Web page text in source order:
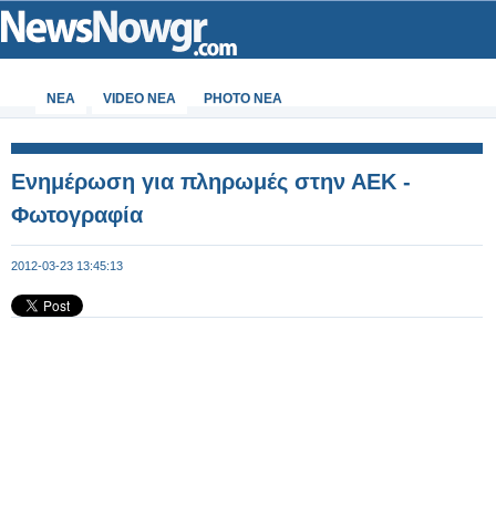
ΝΕΑ VIDEO NEA PHOTO NEA
Ενημέρωση για πληρωμές στην ΑΕΚ -
Φωτογραφία
2012-03-23 13:45:13